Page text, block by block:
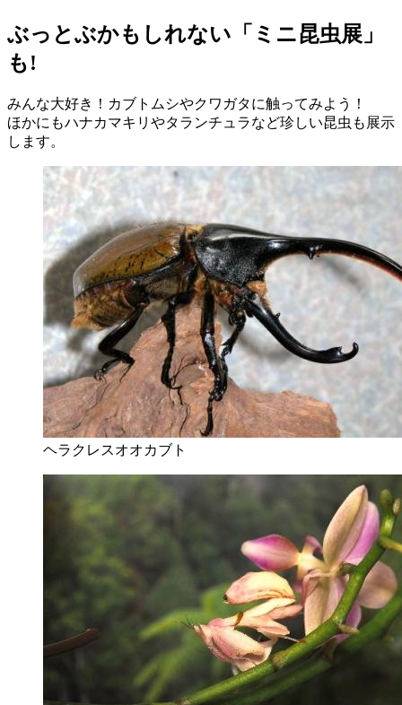
ぶっとぶかもしれない「ミニ昆虫展」
も!
みんな大好き！カブトムシやクワガタに触ってみよう！
ほかにもハナカマキリやタランチュラなど珍しい昆虫も展示
します。
ヘラクレスオオカブト